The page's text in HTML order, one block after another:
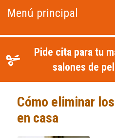
Menú principal
Pide cita para tu
salones de
Cómo eliminar
en casa